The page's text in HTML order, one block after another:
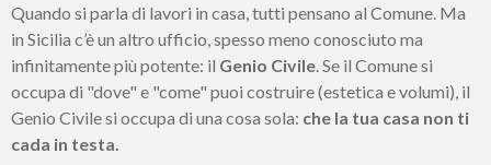
Quando si parla di lavori in casa, tutti pensano al Comune. Ma
in Sicilia c’è un altro ufficio, spesso meno conosciuto ma
infinitamente più potente: il Genio Civile . Se il Comune si
occupa di "dove" e "come" puoi costruire (estetica e volumi), il
Genio Civile si occupa di una cosa sola: che la tua casa non ti
cada in testa.